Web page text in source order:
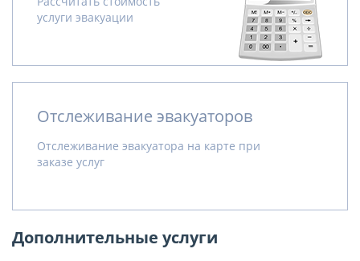
услуги эвакуации
Отслеживание эвакуаторов
Отслеживание эвакуатора на карте при
заказе услуг
Дополнительные услуги